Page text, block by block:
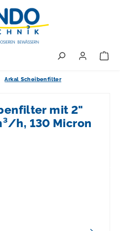
Arkal Scheibenfilter
mit 2"
h, 130 Micron